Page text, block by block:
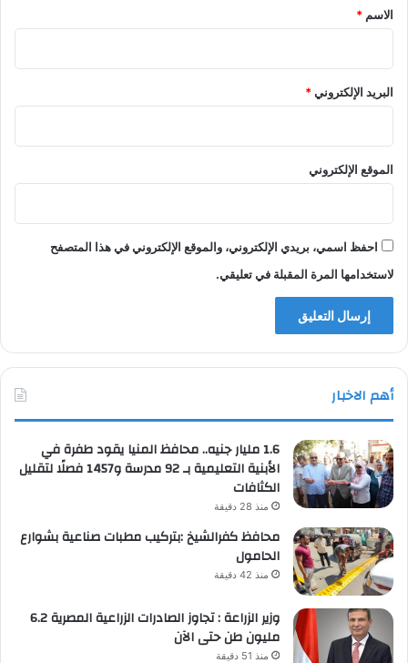
*
الاسم *
البريد الإلكتروني*
الموقع الإلكتروني
احفظ اسمي، بريدي الإلكتروني، والموقع الإلكتروني في هذا المتصفح
لاستخدامها المرة المقبلة في تعليقي.
أهم الاخبار
1.6 مليار جنيه.. محافظ المنيا يقود طفرة في
الأبنية التعليمية بـ 92 مدرسة و1457 فصلًا لتقليل
الكثافات
منذ 28 دقيقة
محافظ كفرالشيخ :بتركيب مطبات صناعية بشوارع
الحامول
منذ 42 دقيقة
وزير الزراعة : تجاوز الصادرات الزراعية المصرية 6.2
مليون طن حتى الآن
منذ 51 دقيقة